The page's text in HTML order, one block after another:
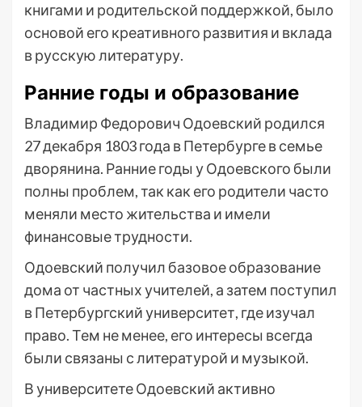
книгами и родительской поддержкой, было
основой его креативного развития и вклада
в русскую литературу.
Ранние годы и образование
Владимир Федорович Одоевский родился
27 декабря 1803 года в Петербурге в семье
дворянина. Ранние годы у Одоевского были
полны проблем, так как его родители часто
меняли место жительства и имели
финансовые трудности.
Одоевский получил базовое образование
дома от частных учителей, а затем поступил
в Петербургский университет, где изучал
право. Тем не менее, его интересы всегда
были связаны с литературой и музыкой.
В университете Одоевский активно